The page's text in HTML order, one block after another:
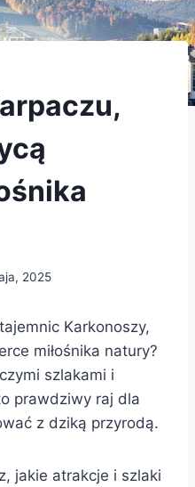
2025
Karkonoszy,
miłośnika natury?
szlakami i
prawdziwy raj dla
z dziką przyrodą.
jakie atrakcje i szlaki